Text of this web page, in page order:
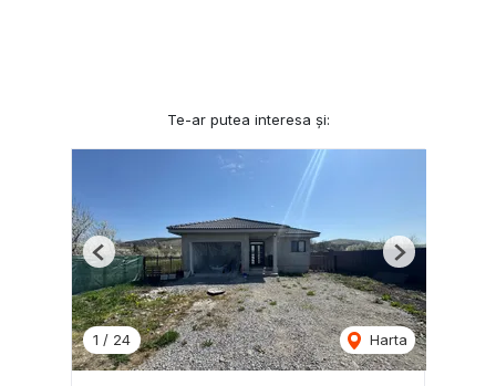
Te-ar putea interesa și:
1 / 24 Harta
Previous Next